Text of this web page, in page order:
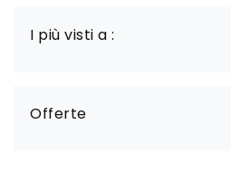
I più visti a :
Offerte